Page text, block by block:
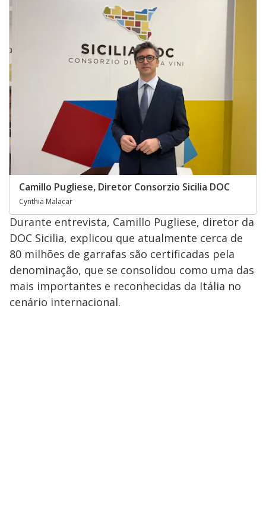
Camillo Pugliese, Diretor Consorzio Sicilia DOC
Cynthia Malacar
Durante entrevista, Camillo Pugliese, diretor da
DOC Sicilia, explicou que atualmente cerca de
80 milhões de garrafas são certificadas pela
denominação, que se consolidou como uma das
mais importantes e reconhecidas da Itália no
cenário internacional.